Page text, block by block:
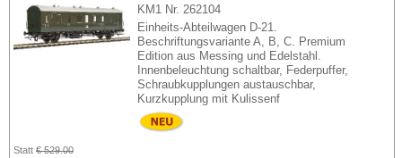
KM1 Nr. 262104
Einheits-Abteilwagen D-21.
Beschriftungsvariante A, B, C. Premium
Edition aus Messing und Edelstahl.
Innenbeleuchtung schaltbar, Federpuffer,
Schraubkupplungen austauschbar,
Kurzkupplung mit Kulissenf
Statt € 529.00